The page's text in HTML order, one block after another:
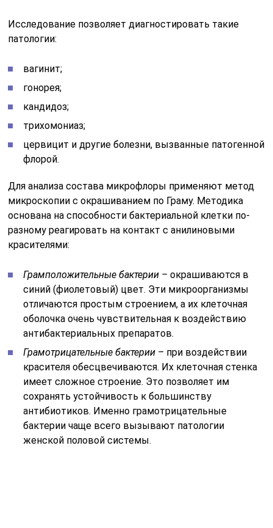
микроскопии с окрашиванием по Граму. Методика
основана на способности бактериальной клетки по-
Грамположительные бактерии
синий (фиолетовый) цвет. Эти микроорганизмы
отличаются простым строением, а их клеточная
антибактериальных препаратов.
красителя обесцвечиваются. Их клеточная стенка
имеет сложное строение. Это позволяет им
сохранять устойчивость к большинству
антибиотиков. Именно грамотрицательные
бактерии чаще всего вызывают патологии